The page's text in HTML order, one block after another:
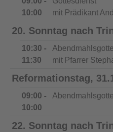
10:00
mit Prädikant
20. Sonntag nach
10:30 -
11:30
mit Pfarrer
Reformationstag,
09:00 -
10:00
22. Sonntag nach